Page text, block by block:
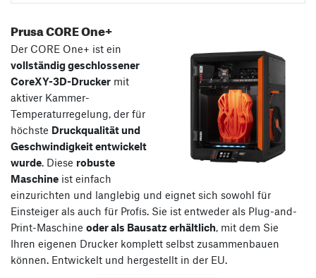
Prusa CORE One+
Der CORE One+ ist ein
vollständig geschlossener
CoreXY-3D-Drucker mit
aktiver Kammer-
Temperaturregelung, der für
höchste Druckqualität und
Geschwindigkeit entwickelt
wurde. Diese robuste
Maschine ist einfach
einzurichten und langlebig und eignet sich sowohl für
Einsteiger als auch für Profis. Sie ist entweder als Plug-and-
Print-Maschine oder als Bausatz erhältlich, mit dem Sie
Ihren eigenen Drucker komplett selbst zusammenbauen
können. Entwickelt und hergestellt in der EU.